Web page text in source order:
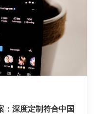
：深度定制符合中国